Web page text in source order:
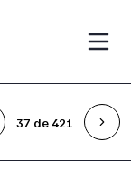
37 de 421